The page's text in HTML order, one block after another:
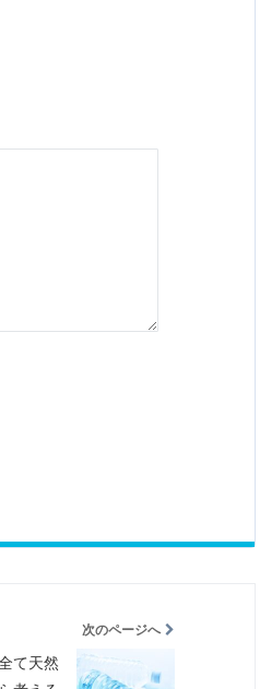
次のページへ
て天然